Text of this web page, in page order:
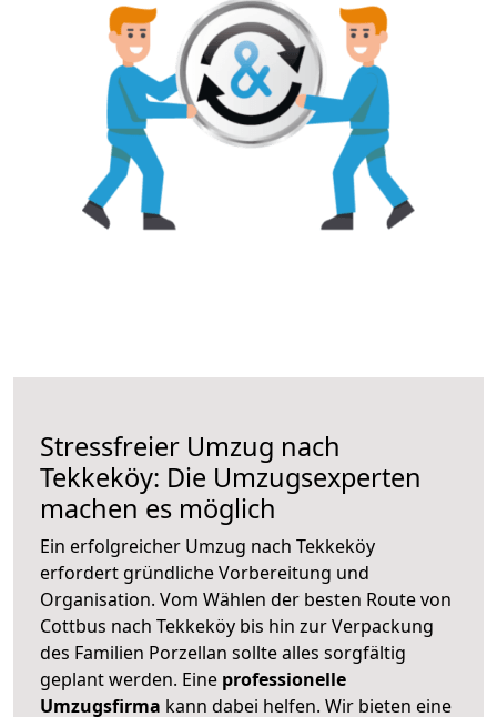
Stressfreier Umzug nach
Tekkeköy: Die Umzugsexperten
machen es möglich
Ein erfolgreicher Umzug nach Tekkeköy
erfordert gründliche Vorbereitung und
Organisation. Vom Wählen der besten Route von
Cottbus nach Tekkeköy bis hin zur Verpackung
des Familien Porzellan sollte alles sorgfältig
geplant werden. Eine professionelle
Umzugsfirma kann dabei helfen. Wir bieten eine